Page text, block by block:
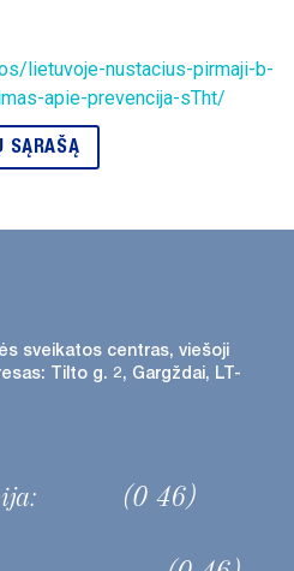
lietuvoje-nustacius-pirmaji-b-
apie-prevencija-sTht/
SĄRAŠĄ
sveikatos centras, viešoji
Tilto g. 2, Gargždai, LT-
(0 46)